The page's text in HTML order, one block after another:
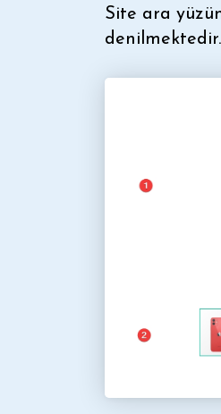
Site ara
denilmektedir.